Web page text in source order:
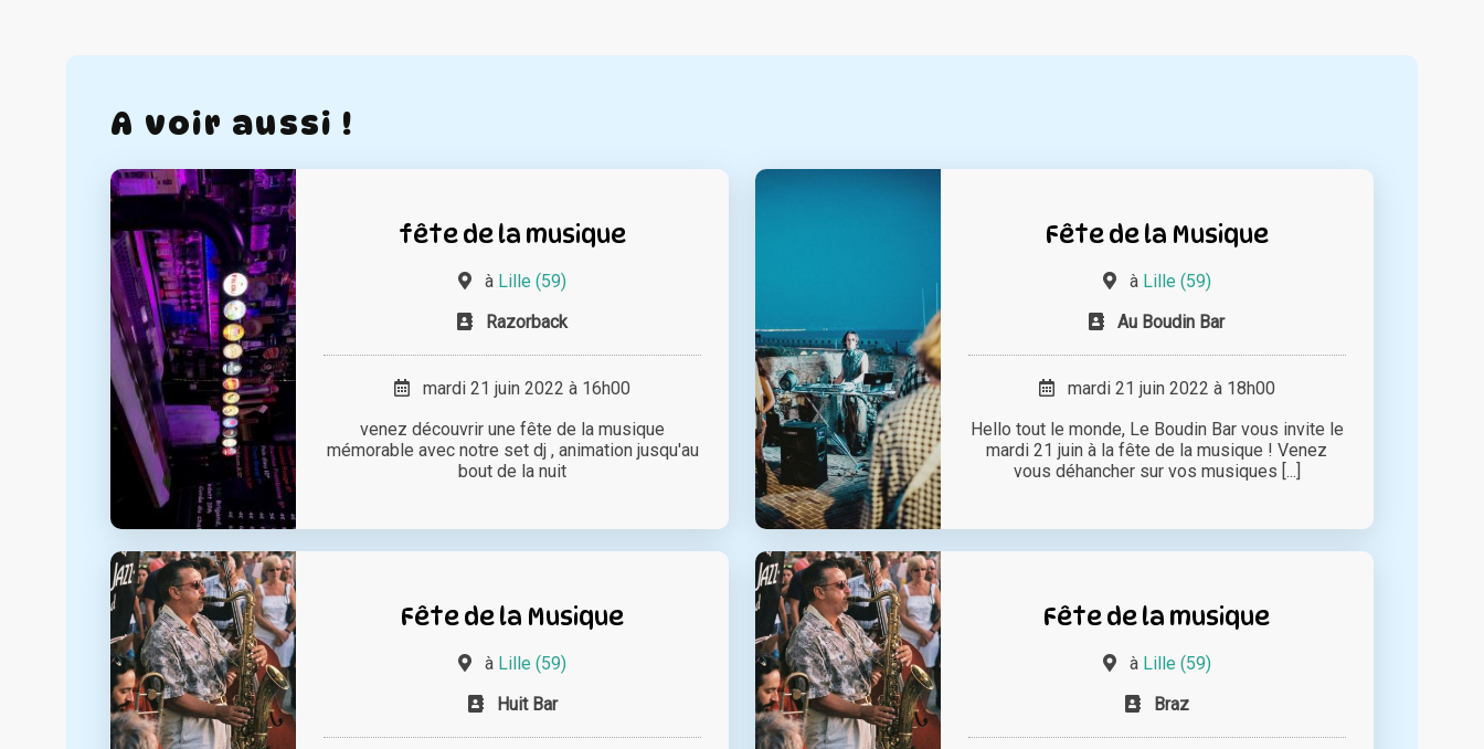
A voir aussi !
fête de la musique
à Lille (59)
Razorback
mardi 21 juin 2022 à 16h00
venez découvrir une fête de la musique
mémorable avec notre set dj , animation jusqu'au
bout de la nuit
Fête de la Musique
à Lille (59)
Au Boudin Bar
mardi 21 juin 2022 à 18h00
Hello tout le monde, Le Boudin Bar vous invite le
mardi 21 juin à la fête de la musique ! Venez
vous déhancher sur vos musiques [...]
Fête de la Musique
à Lille (59)
Huit Bar
Fête de la musique
à Lille (59)
Braz